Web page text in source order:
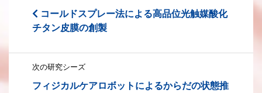
コールドスプレー法による高品位光触媒酸化
チタン皮膜の創製
次の研究シーズ
フィジカルケアロボットによるからだの状態推